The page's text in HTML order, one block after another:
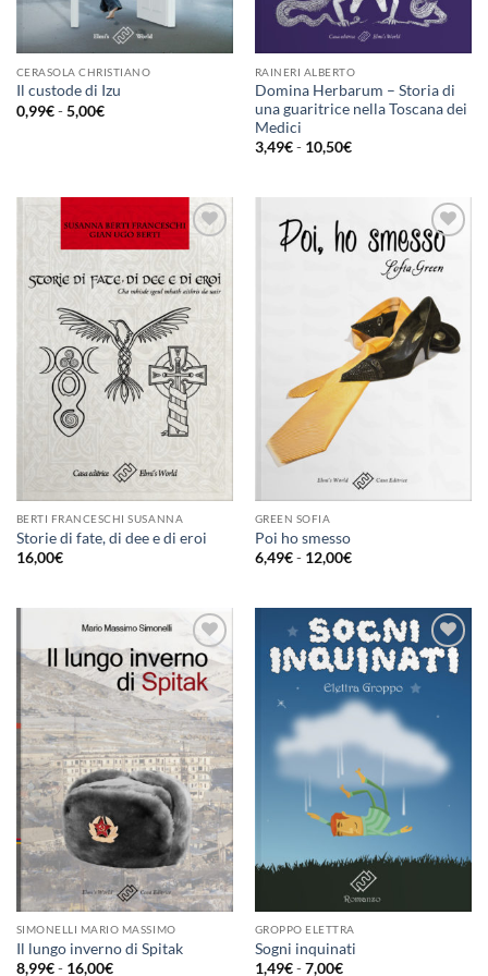
CERASOLA CHRISTIANO
Il custode di Izu
0,99€ - 5,00€Fascia
5,00€
RAINERI ALBERTO
Domina Herbarum – Storia di
una guaritrice nella Toscana dei
Medici
3,49€ - 10,50€Fascia
10,50€
Aggiungi
dei
desideri
BERTI FRANCESCHI SUSANNA
Storie di fate, di dee e di eroi
16,00€
Aggiungi
alla lista
desideri
GREEN SOFIA
Poi ho smesso
6,49€ - 12,00€Fascia
6,49€
a
12,00€
Aggiungi
alla lista
dei
desideri
SIMONELLI MARIO MASSIMO
Il lungo inverno di Spitak
8,99€ - 16,00€Fascia
Aggiungi
alla lista
GROPPO ELETTRA
Sogni inquinati
1,49€ - 7,00€Fascia